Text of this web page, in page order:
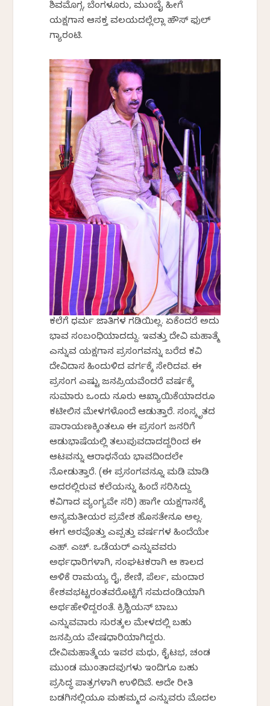
ಶಿವಮೊಗ್ಗ, ಬೆಂಗಳೂರು, ಮುಂಬೈ ಹೀಗೆ
ಯಕ್ಷಗಾನ ಆಸಕ್ತ ವಲಯದಲ್ಲೆಲ್ಲಾ ಹೌಸ್ ಫುಲ್
ಗ್ಯಾರಂಟಿ.
ಕಲೆಗೆ ಧರ್ಮ ಜಾತಿಗಳ ಗಡಿಯಿಲ್ಲ. ಏಕೆಂದರೆ ಅದು
ಭಾವ ಸಂಬಂಧಿಯಾದದ್ದು. ಇವತ್ತು ದೇವಿ ಮಹಾತ್ಮೆ
ಎನ್ನುವ ಯಕ್ಷಗಾನ ಪ್ರಸಂಗವನ್ನು ಬರೆದ ಕವಿ
ದೇವಿದಾಸ ಹಿಂದುಳಿದ ವರ್ಗಕ್ಕೆ ಸೇರಿದವ. ಈ
ಪ್ರಸಂಗ ಎಷ್ಟು ಜನಪ್ರಿಯವೆಂದರೆ ವರ್ಷಕ್ಕೆ
ಸುಮಾರು ಒಂದು ನೂರು ಆಖ್ಯಾಯಿಕೆಯಾದರೂ
ಕಟೀಲಿನ ಮೇಳಗಳೊಂದೆ ಆಡುತ್ತಾರೆ. ಸಂಸ್ಕೃತದ
ಪಾರಾಯಣಕ್ಕಿಂತಲೂ ಈ ಪ್ರಸಂಗ ಜನರಿಗೆ
ಆಡುಭಾಷೆಯಲ್ಲಿ ತಲುಪುವದಾದದ್ದರಿಂದ ಈ
ಆಟವನ್ನು ಆರಾಧನೆಯ ಭಾವದಿಂದಲೇ
ನೋಡುತ್ತಾರೆ. (ಈ ಪ್ರಸಂಗವನ್ನೂ ಮಡಿ ಮಾಡಿ
ಅದರಲ್ಲಿರುವ ಕಲೆಯನ್ನು ಹಿಂದೆ ಸರಿಸಿದ್ದು
ಕವಿಗಾದ ವ್ಯಂಗ್ಯವೇ ಸರಿ) ಹಾಗೇ ಯಕ್ಷಗಾನಕ್ಕೆ
ಅನ್ಯಮತೀಯರ ಪ್ರವೇಶ ಹೊಸತೇನೂ ಅಲ್ಲ.
ಈಗ ಅರವೊತ್ತು ಎಪ್ಪತ್ತು ವರ್ಷಗಳ ಹಿಂದೆಯೇ
ಎಹ್. ಎಚ್. ಒಡೆಯರ್ ಎನ್ನುವವರು
ಅರ್ಥಧಾರಿಗಳಾಗಿ, ಸಂಘಟಕರಾಗಿ ಆ ಕಾಲದ
ಅಳಿಕೆ ರಾಮಯ್ಯ ರೈ, ಶೇಣಿ, ಪೆರ್ಲ, ಮಂದಾರ
ಕೇಶವಭಟ್ಟರಂತವರೊಟ್ಟಿಗೆ ಸಮದಂಡಿಯಾಗಿ
ಅರ್ಥಹೇಳಿದ್ದರಂತೆ. ಕ್ರಿಶ್ಚಿಯನ್ ಬಾಬು
ಎನ್ನುವವಾರು ಸುರತ್ಕಲ ಮೇಳದಲ್ಲಿ ಬಹು
ಜನಪ್ರಿಯ ವೇಷಧಾರಿಯಾಗಿದ್ದರು.
ದೇವಿಮಹಾತ್ಮೆಯ ಇವರ ಮಧು, ಕೈಟಭ, ಚಂಡ
ಮುಂಡ ಮುಂತಾದವುಗಳು ಇಂದಿಗೂ ಬಹು
ಪ್ರಸಿದ್ಧ ಪಾತ್ರಗಳಾಗಿ ಉಳಿದಿವೆ. ಅದೇ ರೀತಿ
ಬಡಗಿನಲ್ಲಿಯೂ ಮಹಮ್ಮದ ಎನ್ನುವರು ಮೊದಲ